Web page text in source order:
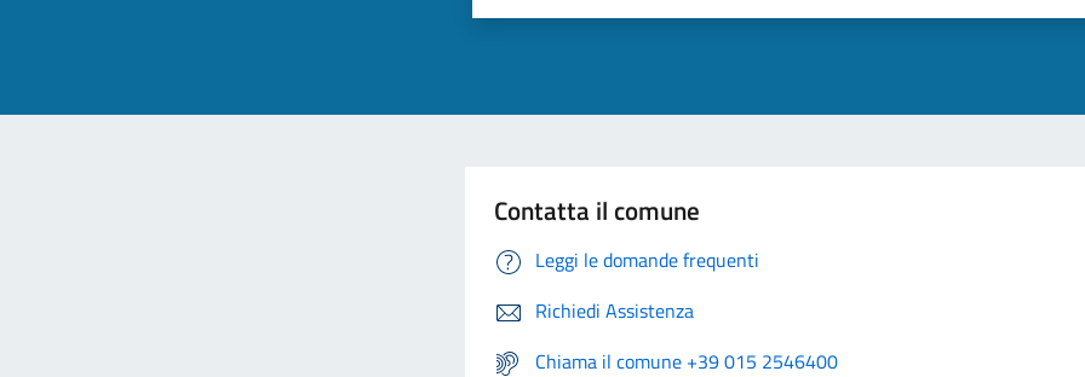
Contatta il comune
Leggi le domande frequenti
Richiedi Assistenza
Chiama il comune +39 015 2546400